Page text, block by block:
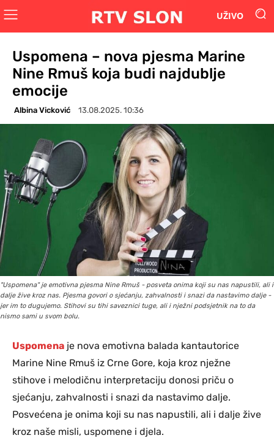
UŽIVO
Uspomena – nova pjesma Marine
Nine Rmuš koja budi najdublje
emocije
Albina Vicković 13.08.2025. 10:36
"Uspomena" je emotivna pjesma Nine Rmuš - posveta onima koji su nas napustili, ali i
dalje žive kroz nas. Pjesma govori o sjećanju, zahvalnosti i snazi da nastavimo dalje -
jer im to dugujemo. Stihovi su tihi saveznici tuge, ali i nježni podsjetnik na to da
nismo sami u svom bolu.
Uspomena je nova emotivna balada kantautorice
Marine Nine Rmuš iz Crne Gore, koja kroz nježne
stihove i melodičnu interpretaciju donosi priču o
sjećanju, zahvalnosti i snazi da nastavimo dalje.
Posvećena je onima koji su nas napustili, ali i dalje žive
kroz naše misli, uspomene i djela.